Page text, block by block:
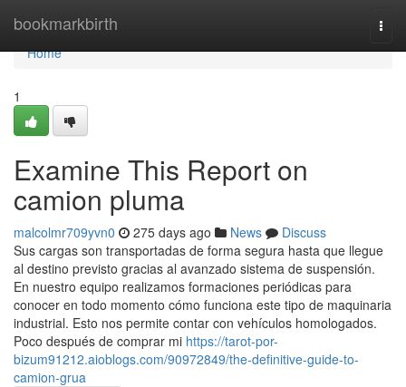
bookmarkbirth
Home
Home
1
Examine This Report on
camion pluma
malcolmr709yvn0 275 days ago News
Discuss
Sus cargas son transportadas de forma segura hasta que llegue
al destino previsto gracias al avanzado sistema de suspensión.
En nuestro equipo realizamos formaciones periódicas para
conocer en todo momento cómo funciona este tipo de maquinaria
industrial. Esto nos permite contar con vehículos homologados.
Poco después de comprar mi https://tarot-por-
bizum91212.aioblogs.com/90972849/the-definitive-guide-to-
camion-grua